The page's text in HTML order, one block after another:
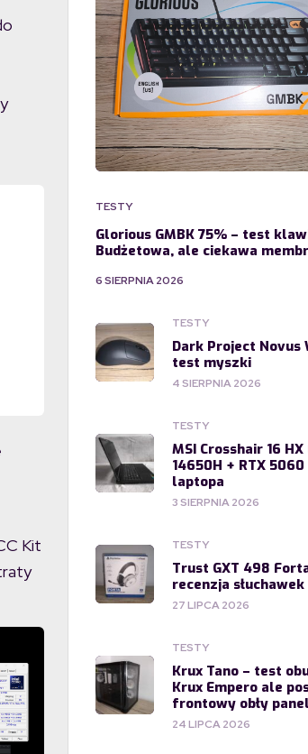
Kit
TESTY
Glorious GMBK 75% – test
Budżetowa, ale ciekawa
6 SIERPNIA 2026
TESTY
Dark Project Novus
test myszki
4 SIERPNIA 2026
TESTY
MSI Crosshair 16 HX
14650H + RTX
laptopa
3 SIERPNIA 2026
TESTY
Trust GXT 498
recenzja słuchawek
27 LIPCA 2026
TESTY
Krux Tano – test
Krux Empero ale
frontowy obły
24 LIPCA 2026